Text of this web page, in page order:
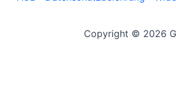
Copyright © 2026